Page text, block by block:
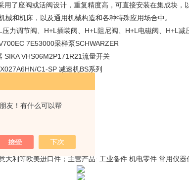
友！有什么可以帮
用了座阀或活阀设计，重复精度高，可直接安装在集成块，
和机床，以及通用机械构造和各种特殊应用场合中。
力调节阀、H+L插装阀、H+L阻尼阀、H+L电磁阀、H+L减
7E53000采样泵SCHWARZER
SIKA VHS06M2P171R21流量开关
C1-SP 减速机BS系列
552/3 GAPP 电子元器件
电容MK146J40RL原厂SK
大利等欧美进口件；主营产品: 工业备件 机电零件 常用仪器